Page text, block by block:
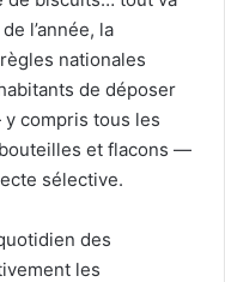
l’année, la
nationales
de déposer
compris tous les
et flacons —
sélective.
des
les